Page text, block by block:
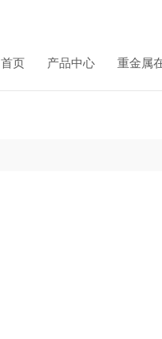
首页 产品中心 重金属